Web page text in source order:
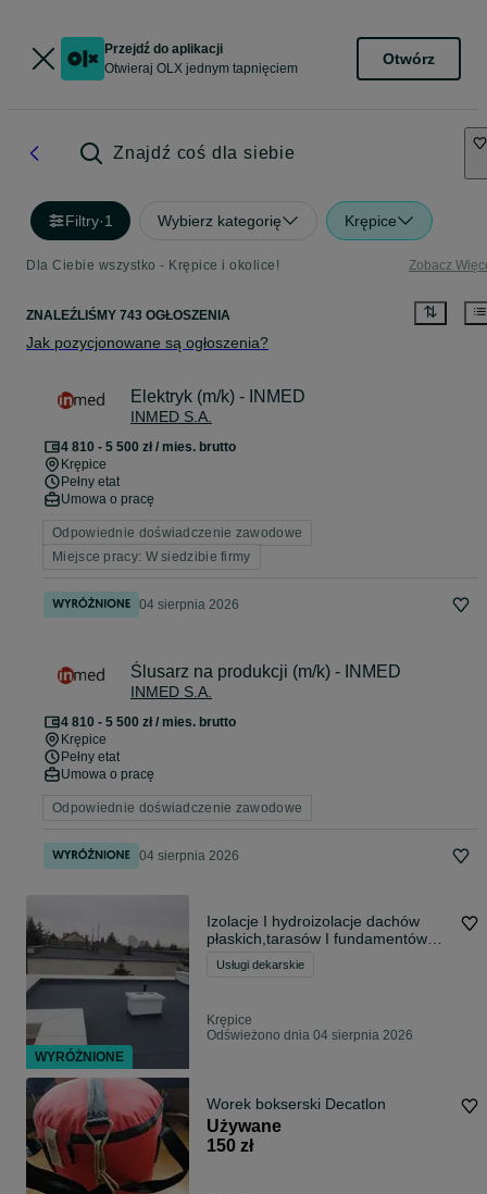
Przejdź do aplikacji
Otwieraj OLX jednym tapnięciem
Otwórz
Znajdź coś dla siebie
Filtry·1 Wybierz kategorię Krępice
Dla Ciebie wszystko - Krępice i okolice! Zobacz
ZNALEŹLIŚMY 743 OGŁOSZENIA
Jak pozycjonowane są ogłoszenia?
Elektryk (m/k) - INMED
INMED S.A.
4 810 - 5 500 zł / mies. brutto
Krępice
Pełny etat
Umowa o pracę
Odpowiednie doświadczenie zawodowe
Miejsce pracy: W siedzibie firmy
04 sierpnia 2026
Ślusarz na produkcji (m/k) - INMED
INMED S.A.
4 810 - 5 500 zł / mies. brutto
Krępice
Pełny etat
Umowa o pracę
Odpowiednie doświadczenie zawodowe
04 sierpnia 2026
Izolacje I hydroizolacje dachów
płaskich,tarasów I fundamentów
oraz obróbki blacharskie pod
wymiar
Usługi dekarskie
Krępice
Odświeżono dnia 04 sierpnia 2026
Worek bokserski Decatlon
Używane
150 zł
WYRÓŻNIONE